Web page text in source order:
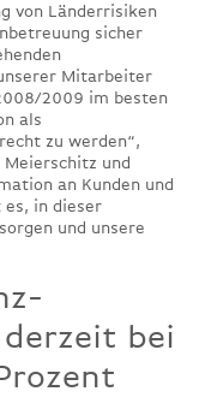
von Länderrisiken
sicher
Mitarbeiter
2009 im besten
als
zu werden“,
und
an Kunden und
in dieser
und unsere
bei